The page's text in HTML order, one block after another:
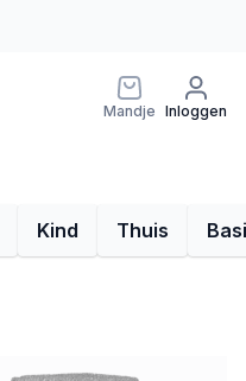
Mandje Inloggen
Kind Thuis